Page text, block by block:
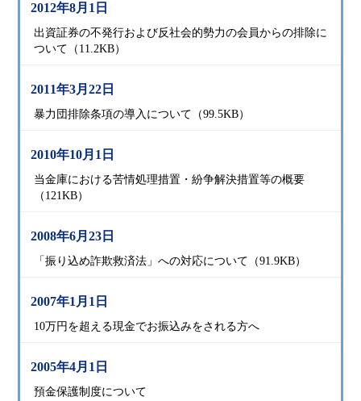
2012年8月1日
出資証券の不発行および反社会的勢力の会員からの排除に
ついて（11.2KB）
2011年3月22日
暴力団排除条項の導入について（99.5KB）
2010年10月1日
当金庫における苦情処理措置・紛争解決措置等の概要
（121KB）
2008年6月23日
「振り込め詐欺救済法」への対応について（91.9KB）
2007年1月1日
10万円を超える現金でお振込みをされる方へ
2005年4月1日
預金保護制度について